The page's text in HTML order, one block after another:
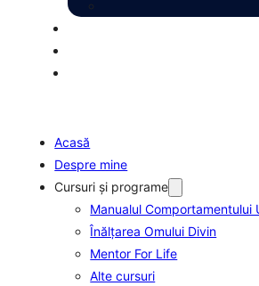
Acasă
Despre mine
Cursuri şi programe
Manualul Comportamentului
Înălţarea Omului Divin
Mentor For Life
Alte cursuri